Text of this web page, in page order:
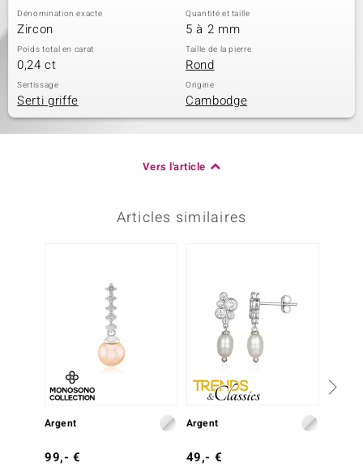
Dénomination exacte
Zircon
Quantité et taille
5 à 2 mm
Poids total en carat
0,24 ct
Taille de la pierre
Rond
Sertissage
Serti griffe
Origine
Cambodge
Vers l'article
Articles similaires
Argent
99,- €
Argent
49,- €